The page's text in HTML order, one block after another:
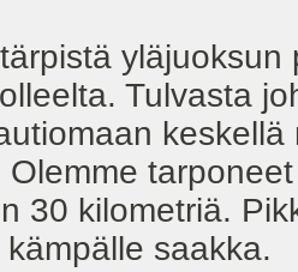
Olemme
30 kilometriä.
saakka.